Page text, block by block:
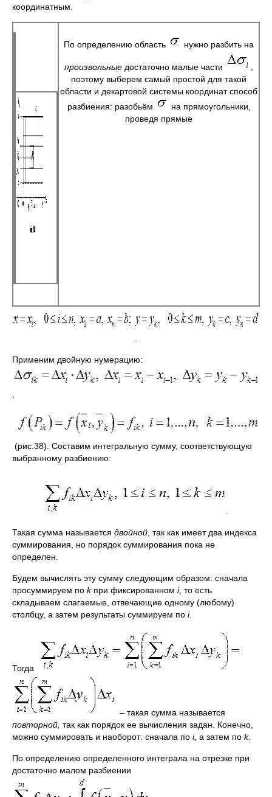
координатным.
По определению область нужно разбить на
произвольные достаточно малые части
поэтому выберем самый простой для такой
области и декартовой системы координат способ
разбиения: разобьём
на прямоугольники,
проведя прямые
Применим двойную нумерацию:
(рис.38). Составим интегральную сумму, соответствующую
выбранному разбиению:
Такая сумма называется двойной , так как имеет два индекса
суммирования, но порядок суммирования пока не
определен.
Будем вычислять эту сумму следующим образом: сначала
просуммируем по kпри фиксированном i, то есть
складываем слагаемые, отвечающие одному (любому)
столбцу, а затем результаты суммируем по i.
Тогда
– такая сумма называется
повторной, так как порядок ее вычисления задан. Конечно,
можно суммировать и наоборот: сначала по i, а затем по k.
По определению определенного интеграла на отрезке при
достаточно малом разбиении